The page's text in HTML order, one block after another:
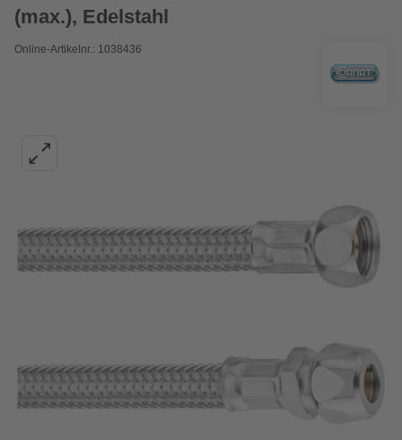
(max.), Edelstahl
Online-Artikelnr.: 1038436